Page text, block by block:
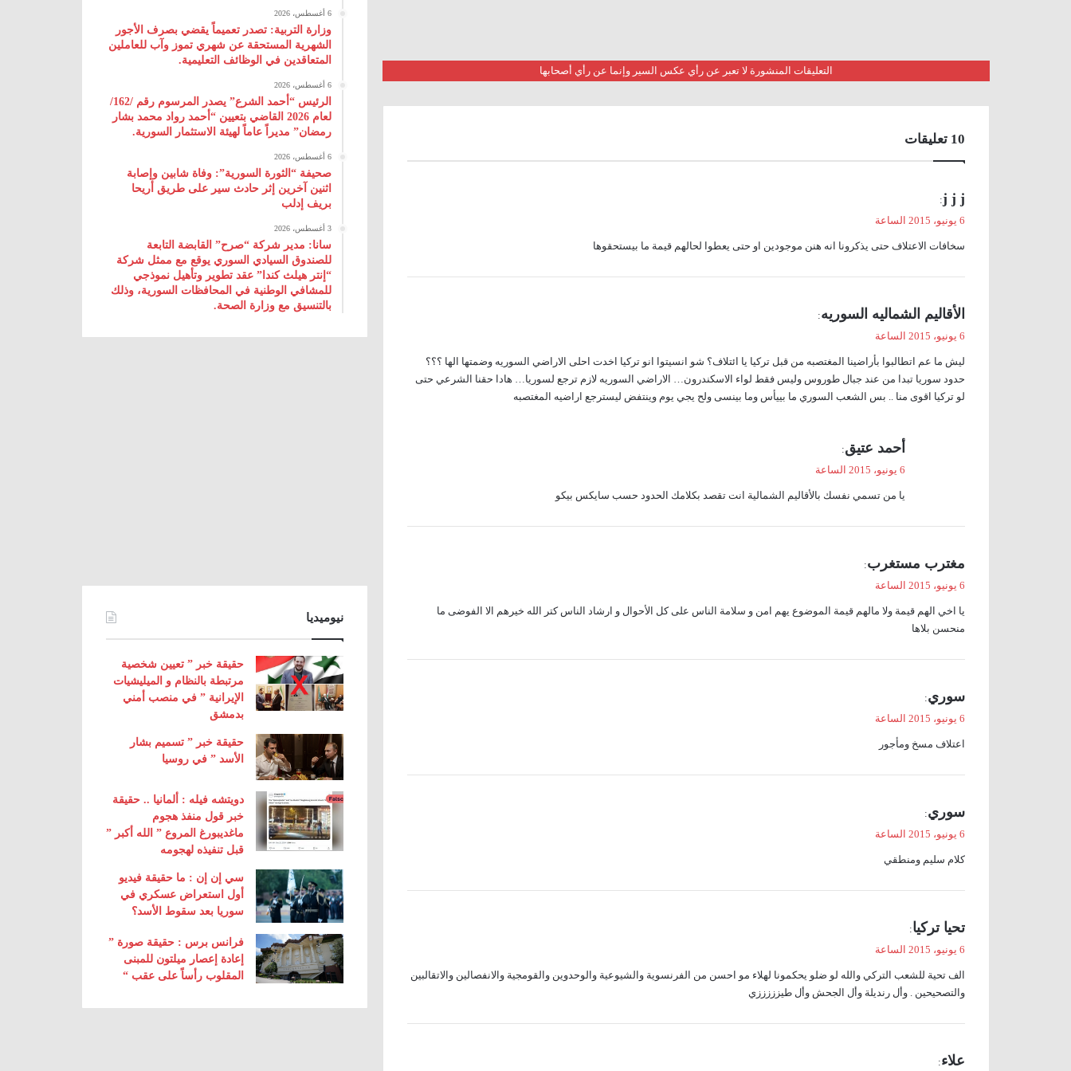
التعليقات المنشورة لا تعبر عن رأي عكس السير وإنما عن رأي أصحابها
‫10 تعليقات
ي
ل
j j j
:
6 يونيو، 2015 الساعة
سخافات الاعتلاف حتى يذكرونا انه هنن موجودين او حتى يعطوا لحالهم قيمة ما بيستحقوها
ي
ل
الأقاليم الشماليه السوريه:
6 يونيو، 2015 الساعة
ليش ما عم اتطالبوا بأراضينا المغتصبه من قبل تركيا يا ائتلاف؟ شو انسيتوا انو تركيا اخدت احلى الاراضي السوريه وضمتها الها ؟؟؟
حدود سوريا تبدا من عند جبال طوروس وليس فقط لواء الاسكندرون… الاراضي السوريه لازم ترجع لسوريا… هادا حقنا الشرعي حتى
لو تركيا اقوى منا .. بس الشعب السوري ما بييأس وما بينسى ولح يجي يوم وينتفض ليسترجع اراضيه المغتصبه
ي
ل
أحمد عتيق:
6 يونيو، 2015 الساعة
يا من تسمي نفسك بالأقاليم الشمالية انت تقصد بكلامك الحدود حسب سايكس بيكو
ل
مغترب مستغرب:
6 يونيو، 2015 الساعة
يا اخي الهم قيمة ولا مالهم قيمة الموضوع يهم امن و سلامة الناس على كل الأحوال و ارشاد الناس كتر الله خيرهم الا الفوضى ما
منحسن بلاها
ي
ل
سوري:
6 يونيو، 2015 الساعة
اعتلاف مسخ ومأجور
ي
ل
سوري:
6 يونيو، 2015 الساعة
كلام سليم ومنطقي
ي
ل
تحيا تركيا:
6 يونيو، 2015 الساعة
الف تحية للشعب التركي والله لو ضلو يحكمونا لهلاء مو احسن من الفرنسوية والشيوعية والوحدوين والقومجية والانفصالين والاتقالبين
والتصحيحين . وأل رنديلة وأل الجحش وأل طيزززززي
ي
علاء:
6 أغسطس، 2026
وزارة التربية: تصدر تعميماً يقضي بصرف الأجور
الشهرية المستحقة عن شهري تموز وآب للعاملين
المتعاقدين في الوظائف التعليمية.
6 أغسطس، 2026
الرئيس “أحمد الشرع” يصدر المرسوم رقم /162/
لعام 2026 ‌القاضي بتعيين “أحمد رواد محمد بشار
رمضان” مديراً عاماً لهيئة ‌الاستثمار السورية.
6 أغسطس، 2026
صحيفة “الثورة السورية”: وفاة شابين وإصابة
اثنين آخرين إثر حادث سير على طريق أريحا
بريف إدلب
3 أغسطس، 2026
سانا: مدير شركة “صرح” القابضة التابعة
للصندوق السيادي السوري يوقع مع ممثل شركة
“إنتر هيلث كندا” عقد تطوير وتأهيل نموذجي
للمشافي الوطنية في المحافظات السورية، وذلك
بالتنسيق مع وزارة الصحة.
نيوميديا
حقيقة خبر ” تعيين شخصية
مرتبطة بالنظام و الميليشيات
الإيرانية ” في منصب أمني
بدمشق
حقيقة خبر ” تسميم بشار
الأسد ” في روسيا
دويتشه فيله : ألمانيا .. حقيقة
خبر قول منفذ هجوم
ماغديبورغ المروع ” الله أكبر ”
قبل تنفيذه لهجومه
سي إن إن : ما حقيقة فيديو
أول استعراض عسكري في
سوريا بعد سقوط الأسد؟
فرانس برس : حقيقة صورة ”
إعادة إعصار ميلتون للمبنى
المقلوب رأساً على عقب “